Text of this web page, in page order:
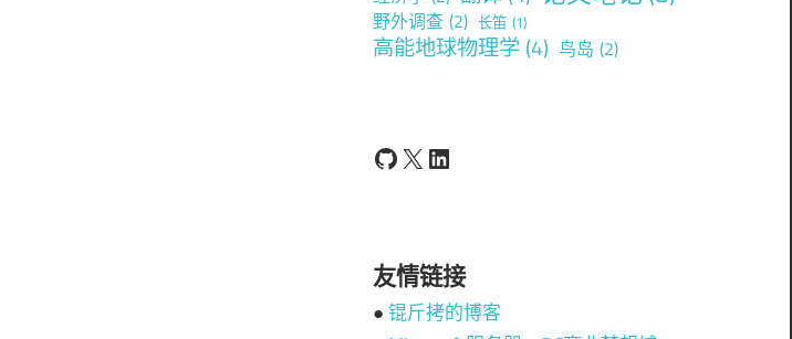
野外调查 (2) 长笛 (1)
高能地球物理学 (4) 鸟岛 (2)
GitHub
X LinkedIn
友情链接
●锟斤拷的博客